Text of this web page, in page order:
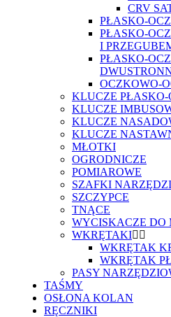
CRV
PŁASKO-
PŁASKO-
I
PŁASKO-
OCZKOWO-
KLUCZE PŁASKO-
KLUCZE
KLUCZE
KLUCZE
MŁOTKI
OGRODNICZE
POMIAROWE
SZAFKI
SZCZYPCE
TNĄCE
WYCISKACZE DO
WKRĘTAKI
WKRĘTAK
WKRĘTAK
PASY
TAŚMY
OSŁONA KOLAN
RĘCZNIKI